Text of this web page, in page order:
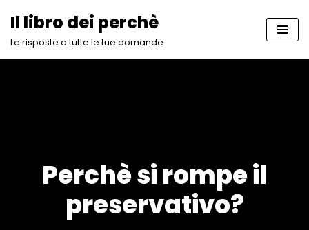
Vai
Il libro dei perchè
Le risposte a tutte le tue domande
Perchè si rompe il
preservativo?